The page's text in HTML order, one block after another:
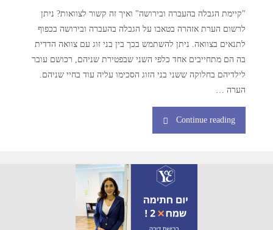
"קיימת הגבלה בהעברה ובירושה" ואיך זה קשור לצוואות? ניתן
לרשום הערת אזהרה בטאבו על הגבלה בהעברה ובירושה בכפוף
לתנאים בצוואה. ניתן להשתמש בכך בין בני זוג עם צוואה הדדית
בה הם מתחייבים אחד כלפי השני שבפטירת שניהם, רכושם עובר
לילדיהם בחלוקה ששני בני הזוג הסכימו עליה עוד בחיי שניהם.
הערה …
Continue reading